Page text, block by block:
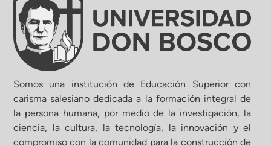
Somos una institución de Educación Superior con
carisma salesiano dedicada a la formación integral de
la persona humana, por medio de la investigación, la
ciencia, la cultura, la tecnología, la innovación y el
compromiso con la comunidad para la construcción de